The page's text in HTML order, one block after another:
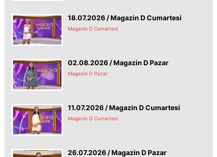
18.07.2026 / Magazin D Cumartesi
Magazin D Cumartesi
02.08.2026 / Magazin D Pazar
Magazin D Pazar
11.07.2026 / Magazin D Cumartesi
Magazin D Cumartesi
26.07.2026 / Magazin D Pazar